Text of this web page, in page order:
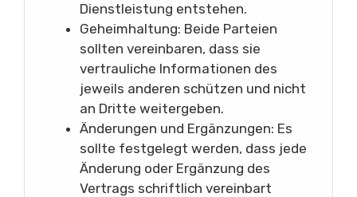
Dienstleistung entstehen.
Geheimhaltung: Beide Parteien
sollten vereinbaren, dass sie
vertrauliche Informationen des
jeweils anderen schützen und nicht
an Dritte weitergeben.
Änderungen und Ergänzungen: Es
sollte festgelegt werden, dass jede
Änderung oder Ergänzung des
Vertrags schriftlich vereinbart